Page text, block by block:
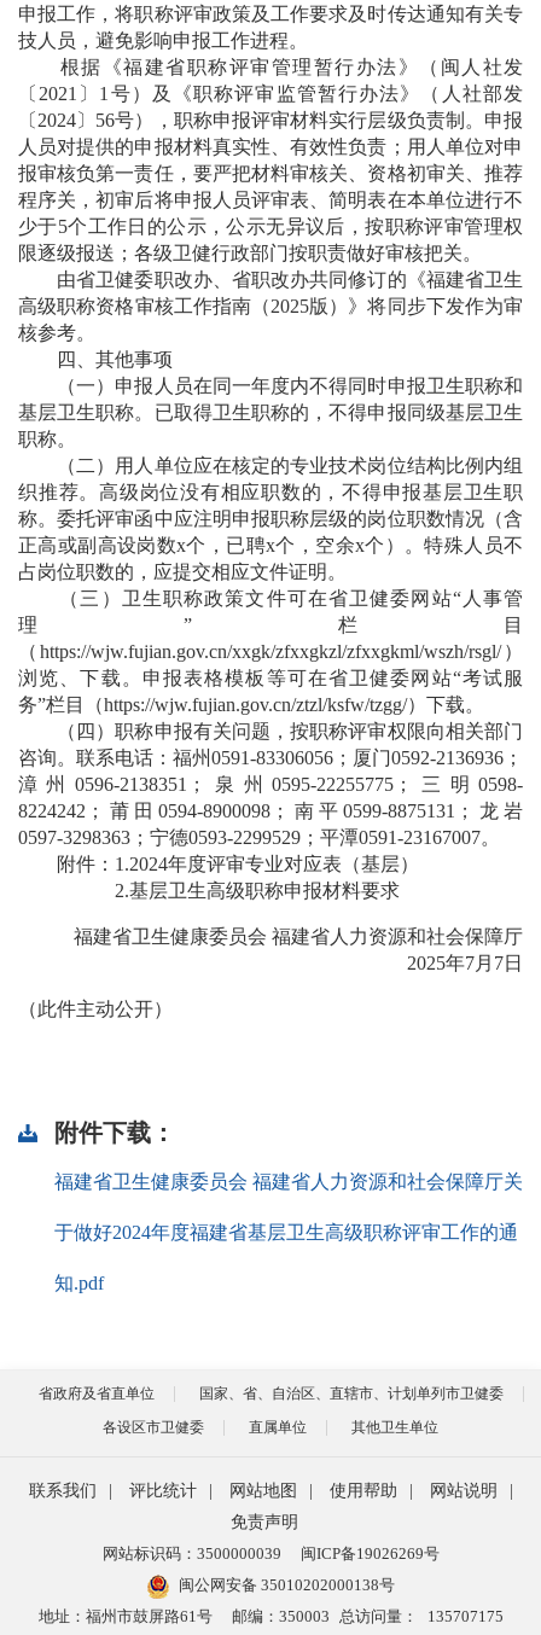
申报工作，将职称评审政策及工作要求及时传达通知有关专
技人员，避免影响申报工作进程。
根据《福建省职称评审管理暂行办法》（闽人社发
〔2021〕1号）及《职称评审监管暂行办法》（人社部发
〔2024〕56号），职称申报评审材料实行层级负责制。申报
人员对提供的申报材料真实性、有效性负责；用人单位对申
报审核负第一责任，要严把材料审核关、资格初审关、推荐
程序关，初审后将申报人员评审表、简明表在本单位进行不
少于5个工作日的公示，公示无异议后，按职称评审管理权
限逐级报送；各级卫健行政部门按职责做好审核把关。
由省卫健委职改办、省职改办共同修订的《福建省卫生
高级职称资格审核工作指南（2025版）》将同步下发作为审
核参考。
四、其他事项
（一）申报人员在同一年度内不得同时申报卫生职称和
基层卫生职称。已取得卫生职称的，不得申报同级基层卫生
职称。
（二）用人单位应在核定的专业技术岗位结构比例内组
织推荐。高级岗位没有相应职数的，不得申报基层卫生职
称。委托评审函中应注明申报职称层级的岗位职数情况（含
正高或副高设岗数x个，已聘x个，空余x个）。特殊人员不
占岗位职数的，应提交相应文件证明。
（三）卫生职称政策文件可在省卫健委网站“人事管
理”栏目
（ https://wjw.fujian.gov.cn/xxgk/zfxxgkzl/zfxxgkml/wszh/rsgl/）
浏览、下载。申报表格模板等可在省卫健委网站“考试服
务”栏目（https://wjw.fujian.gov.cn/ztzl/ksfw/tzgg/）下载。
（四）职称申报有关问题，按职称评审权限向相关部门
咨询。联系电话：福州0591-83306056；厦门0592-2136936；
漳州0596-2138351；泉州0595-22255775；三明0598-
8224242；莆田0594-8900098；南平0599-8875131；龙岩
0597-3298363；宁德0593-2299529；平潭0591-23167007。
附件：1.2024年度评审专业对应表（基层）
2.基层卫生高级职称申报材料要求
福建省卫生健康委员会 福建省人力资源和社会保障厅
2025年7月7日
（此件主动公开）
附件下载：
福建省卫生健康委员会 福建省人力资源和社会保障厅关
于做好2024年度福建省基层卫生高级职称评审工作的通
知.pdf
省政府及省直单位
国家、省、自治区、直辖市、计划单列市卫健委
各设区市卫健委
直属单位 其他卫生单位
联系我们 评比统计 网站地图 使用帮助 网站说明
免责声明
网站标识码：3500000039
闽ICP备19026269号
闽公网安备 35010202000138号
地址：福州市鼓屏路61号
邮编：350003 总访问量： 135707175